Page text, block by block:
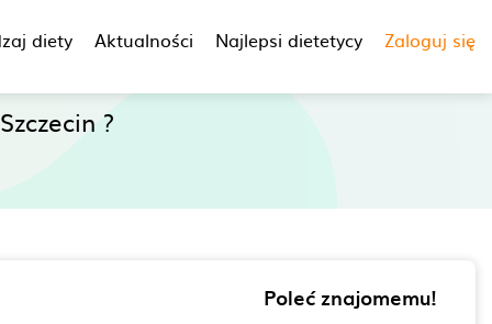
diety Aktualności Najlepsi dietetycy Zaloguj się
?
Poleć znajomemu!